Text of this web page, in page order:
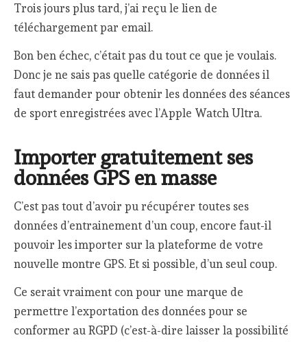
Trois jours plus tard, j’ai reçu le lien de
téléchargement par email.
Bon ben échec, c’était pas du tout ce que je voulais.
Donc je ne sais pas quelle catégorie de données il
faut demander pour obtenir les données des séances
de sport enregistrées avec l’Apple Watch Ultra.
Importer gratuitement ses
données GPS en masse
C’est pas tout d’avoir pu récupérer toutes ses
données d’entrainement d’un coup, encore faut-il
pouvoir les importer sur la plateforme de votre
nouvelle montre GPS. Et si possible, d’un seul coup.
Ce serait vraiment con pour une marque de
permettre l’exportation des données pour se
conformer au RGPD (c’est-à-dire laisser la possibilité